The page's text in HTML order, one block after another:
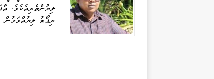
ލިޔުންތެރިއެކެވެ.
ރިޕޯޓު ލިޔުއްވަމުން